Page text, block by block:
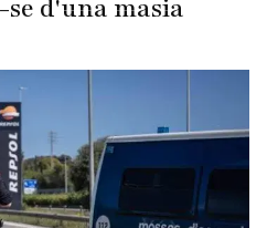
se d'una masia